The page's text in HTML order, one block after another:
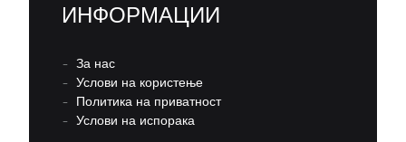
ИНФОРМАЦИИ
– За нас
– Услови на користење
– Политика на приватност
– Услови на испорака